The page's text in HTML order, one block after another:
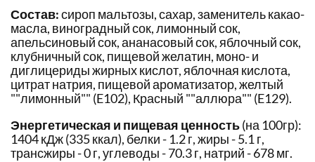
Состав:сироп мальтозы, сахар, заменитель какао-
масла, виноградный сок, лимонный сок,
апельсиновый сок, ананасовый сок, яблочный сок,
клубничный сок, пищевой желатин, моно- и
диглицериды жирных кислот, яблочная кислота,
цитрат натрия, пищевой ароматизатор, желтый
""лимонный"" (E102), Красный ""аллюра"" (E129).
Энергетическая и пищевая ценность(на 100гр):
1404 кДж (335 ккал), белки - 1.2 г, жиры - 5.1 г,
трансжиры - 0 г, углеводы - 70.3 г, натрий - 678 мг.